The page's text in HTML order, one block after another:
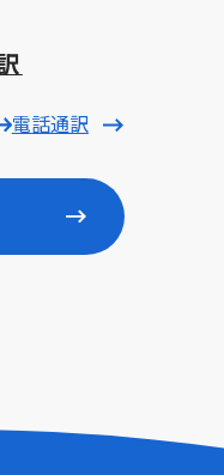
電話通訳